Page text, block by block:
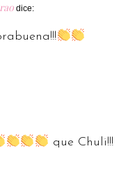
dice:
que Chuli!!!